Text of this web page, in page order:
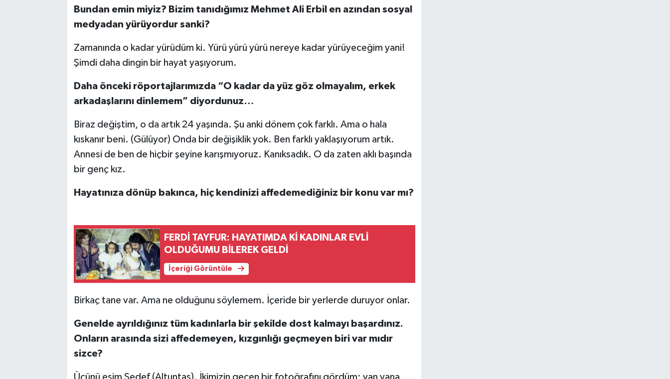
Bundan emin miyiz? Bizim tanıdığımız Mehmet Ali Erbil en azından sosyal
medyadan yürüyordur sanki?
Zamanında o kadar yürüdüm ki. Yürü yürü yürü nereye kadar yürüyeceğim yani!
Şimdi daha dingin bir hayat yaşıyorum.
Daha önceki röportajlarımızda “O kadar da yüz göz olmayalım, erkek
arkadaşlarını dinlemem” diyordunuz…
Biraz değiştim, o da artık 24 yaşında. Şu anki dönem çok farklı. Ama o hala
kıskanır beni. (Gülüyor) Onda bir değişiklik yok. Ben farklı yaklaşıyorum artık.
Annesi de ben de hiçbir şeyine karışmıyoruz. Kanıksadık. O da zaten aklı başında
bir genç kız.
Hayatınıza dönüp bakınca, hiç kendinizi affedemediğiniz bir konu var mı?
FERDİ TAYFUR: HAYATIMDA Kİ KADINLAR EVLİ
OLDUĞUMU BİLEREK GELDİ
İçeriği Görüntüle
Birkaç tane var. Ama ne olduğunu söylemem. İçeride bir yerlerde duruyor onlar.
Genelde ayrıldığınız tüm kadınlarla bir şekilde dost kalmayı başardınız.
Onların arasında sizi affedemeyen, kızgınlığı geçmeyen biri var mıdır
sizce?